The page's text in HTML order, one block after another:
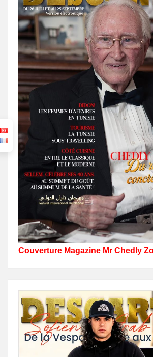
Couverture Magazine Mr Chedly